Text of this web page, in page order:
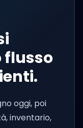
flusso
oggi, poi
inventario,